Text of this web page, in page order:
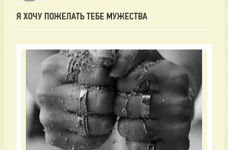
Я ХОЧУ ПОЖЕЛАТЬ ТЕБЕ МУЖЕСТВА